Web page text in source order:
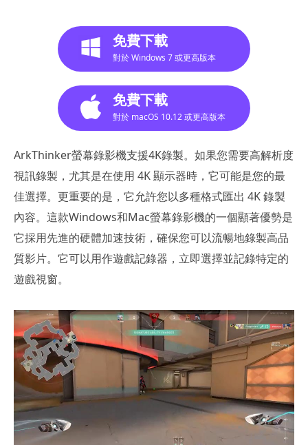
免費下載
對於 Windows 7 或更高版本
免費下載
對於 macOS 10.12 或更高版本
ArkThinker螢幕錄影機支援4K錄製。如果您需要高解析度
視訊錄製，尤其是在使用 4K 顯示器時，它可能是您的最
佳選擇。更重要的是，它允許您以多種格式匯出 4K 錄製
內容。這款Windows和Mac螢幕錄影機的一個顯著優勢是
它採用先進的硬體加速技術，確保您可以流暢地錄製高品
質影片。它可以用作遊戲記錄器，立即選擇並記錄特定的
遊戲視窗。